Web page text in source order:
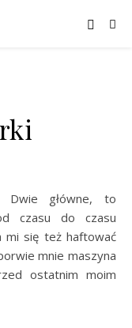
czasu do czasu
mi się też haftować
mnie maszyna
ostatnim moim